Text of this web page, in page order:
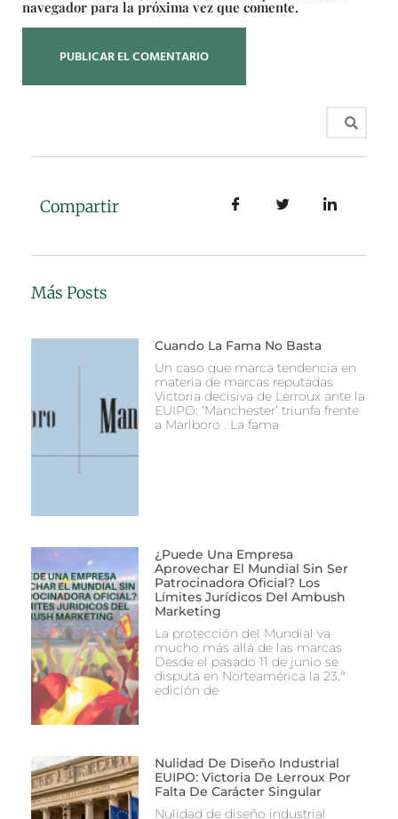
navegador para la próxima vez que comente.
Compartir
Más Posts
Cuando La Fama No Basta
Un caso que marca tendencia en
materia de marcas reputadas
Victoria decisiva de Lerroux ante la
EUIPO: ‘Manchester’ triunfa frente
a Marlboro . La fama
¿Puede Una Empresa
Aprovechar El Mundial Sin Ser
Patrocinadora Oficial? Los
Límites Jurídicos Del Ambush
Marketing
La protección del Mundial va
mucho más allá de las marcas
Desde el pasado 11 de junio se
disputa en Norteamérica la 23.ª
edición de
Nulidad De Diseño Industrial
EUIPO: Victoria De Lerroux Por
Falta De Carácter Singular
Nulidad de diseño industrial